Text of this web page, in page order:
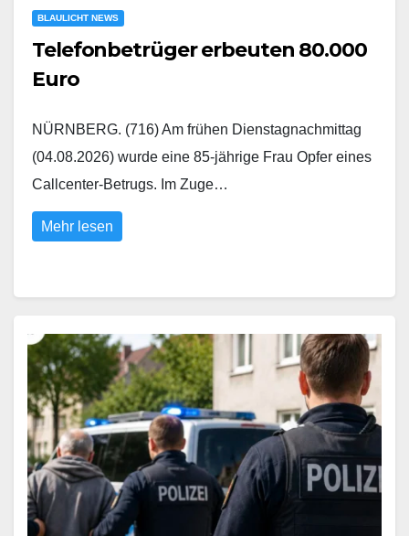
BLAULICHT NEWS
Telefonbetrüger erbeuten 80.000
Euro
NÜRNBERG. (716) Am frühen Dienstagnachmittag
(04.08.2026) wurde eine 85-jährige Frau Opfer eines
Callcenter-Betrugs. Im Zuge…
Mehr lesen